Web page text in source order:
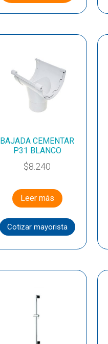
BAJADA CEMENTAR
P31 BLANCO
$8.240
Leer más
Cotizar mayorista